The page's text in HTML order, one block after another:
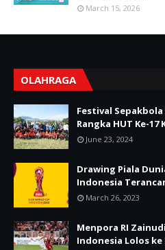
March 15, 2026
OLAHRAGA
Festival
Rangka HUT Ke-17
June 23, 2024
Drawing Piala
Indonesia
March 26, 2023
Menpora RI
Indonesia Lolos ke